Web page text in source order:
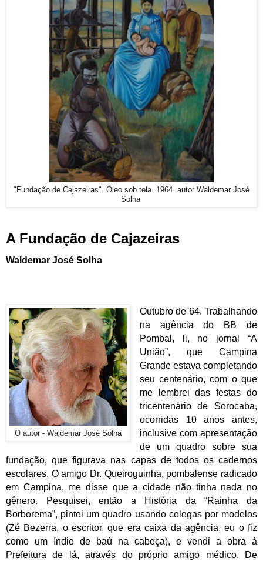
"Fundação de Cajazeiras". Óleo sob tela. 1964. autor Waldemar José
Solha
A Fundação de Cajazeiras
Waldemar José Solha
O autor - Waldemar José Solha
Outubro de 64. Trabalhando
na agência do BB de
Pombal, li, no jornal “A
União”, que Campina
Grande estava completando
seu centenário, com o que
me lembrei das festas do
tricentenário de Sorocaba,
ocorridas 10 anos antes,
inclusive com apresentação
de um quadro sobre sua
fundação, que figurava nas capas de todos os cadernos
escolares. O amigo Dr. Queiroguinha, pombalense radicado
em Campina, me disse que a cidade não tinha nada no
gênero. Pesquisei, então a História da “Rainha da
Borborema”, pintei um quadro usando colegas por modelos
(Zé Bezerra, o escritor, que era caixa da agência, eu o fiz
como um índio de baú na cabeça), e vendi a obra à
Prefeitura de lá, através do próprio amigo médico. De